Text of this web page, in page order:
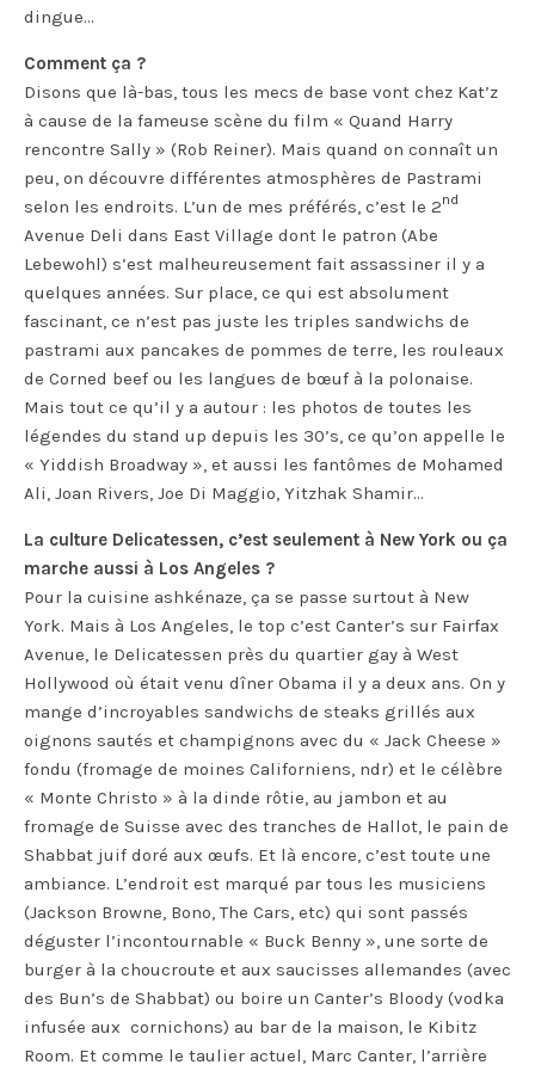
dingue…
Comment ça ?
Disons que là-bas, tous les mecs de base vont chez Kat’z
à cause de la fameuse scène du film « Quand Harry
rencontre Sally » (Rob Reiner). Mais quand on connaît un
peu, on découvre différentes atmosphères de Pastrami
selon les endroits. L’un de mes préférés, c’est le 2nd
Avenue Deli dans East Village dont le patron (Abe
Lebewohl) s’est malheureusement fait assassiner il y a
quelques années. Sur place, ce qui est absolument
fascinant, ce n’est pas juste les triples sandwichs de
pastrami aux pancakes de pommes de terre, les rouleaux
de Corned beef ou les langues de bœuf à la polonaise.
Mais tout ce qu’il y a autour : les photos de toutes les
légendes du stand up depuis les 30’s, ce qu’on appelle le
« Yiddish Broadway », et aussi les fantômes de Mohamed
Ali, Joan Rivers, Joe Di Maggio, Yitzhak Shamir…
La culture Delicatessen, c’est seulement à New York ou ça
marche aussi à Los Angeles ?
Pour la cuisine ashkénaze, ça se passe surtout à New
York. Mais à Los Angeles, le top c’est Canter’s sur Fairfax
Avenue, le Delicatessen près du quartier gay à West
Hollywood où était venu dîner Obama il y a deux ans. On y
mange d’incroyables sandwichs de steaks grillés aux
oignons sautés et champignons avec du « Jack Cheese »
fondu (fromage de moines Californiens, ndr) et le célèbre
« Monte Christo » à la dinde rôtie, au jambon et au
fromage de Suisse avec des tranches de Hallot, le pain de
Shabbat juif doré aux œufs. Et là encore, c’est toute une
ambiance. L’endroit est marqué par tous les musiciens
(Jackson Browne, Bono, The Cars, etc) qui sont passés
déguster l’incontournable « Buck Benny », une sorte de
burger à la choucroute et aux saucisses allemandes (avec
des Bun’s de Shabbat) ou boire un Canter’s Bloody (vodka
infusée aux cornichons) au bar de la maison, le Kibitz
Room. Et comme le taulier actuel, Marc Canter, l’arrière